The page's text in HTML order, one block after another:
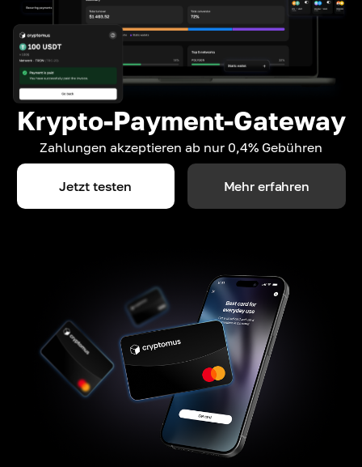
Krypto-Payment-Gateway
Zahlungen akzeptieren ab nur 0,4% Gebühren
Jetzt testen Mehr erfahren